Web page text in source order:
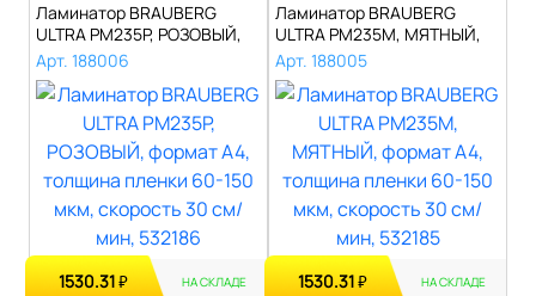
Ламинатор BRAUBERG
ULTRA PM235P, РОЗОВЫЙ,
формат A4, то..
Арт. 188006
1530.31₽ НА СКЛАДЕ
Ламинатор BRAUBERG
ULTRA PM235M, МЯТНЫЙ,
формат A4, тол..
Арт. 188005
1530.31₽ НА СКЛАДЕ